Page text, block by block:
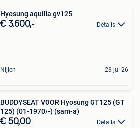
Hyosung aquilla gv125
€ 3.600,- Details
Nijlen 23 jul 26
BUDDYSEAT VOOR Hyosung GT125 (GT
125) (01-1970/-) (sam-a)
€ 50,00 Details